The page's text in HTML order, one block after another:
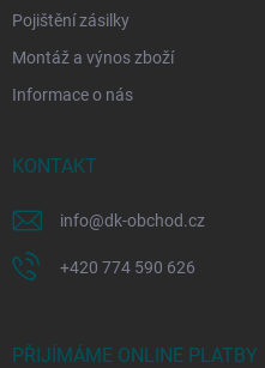
Pojištění zásilky
Montáž a výnos zboží
Informace o nás
KONTAKT
info@dk-obchod.cz
+420 774 590 626
PŘIJÍMÁME ONLINE PLATBY